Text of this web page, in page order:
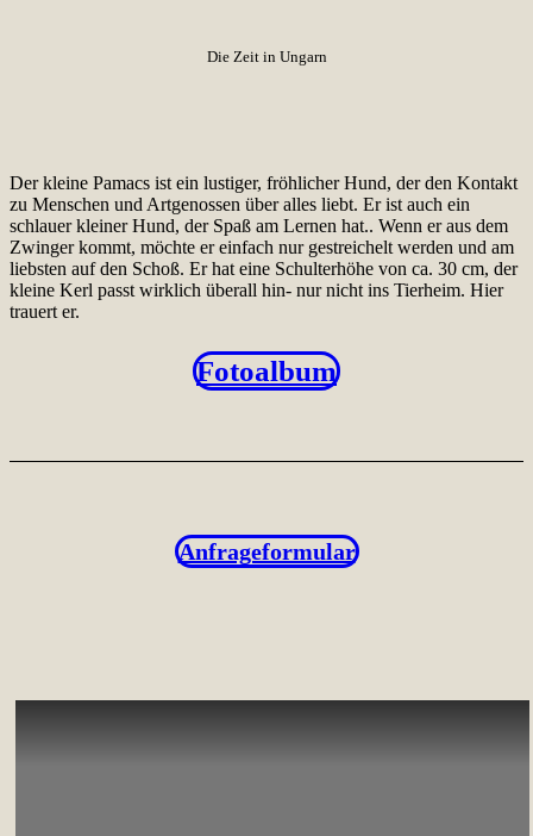
Die Zeit in Ungarn
Der kleine Pamacs ist ein lustiger, fröhlicher Hund, der den Kontakt
zu Menschen und Artgenossen über alles liebt. Er ist auch ein
schlauer kleiner Hund, der Spaß am Lernen hat.. Wenn er aus dem
Zwinger kommt, möchte er einfach nur gestreichelt werden und am
liebsten auf den Schoß. Er hat eine Schulterhöhe von ca. 30 cm, der
kleine Kerl passt wirklich überall hin- nur nicht ins Tierheim. Hier
trauert er.
Fotoalbum
Anfrageformular